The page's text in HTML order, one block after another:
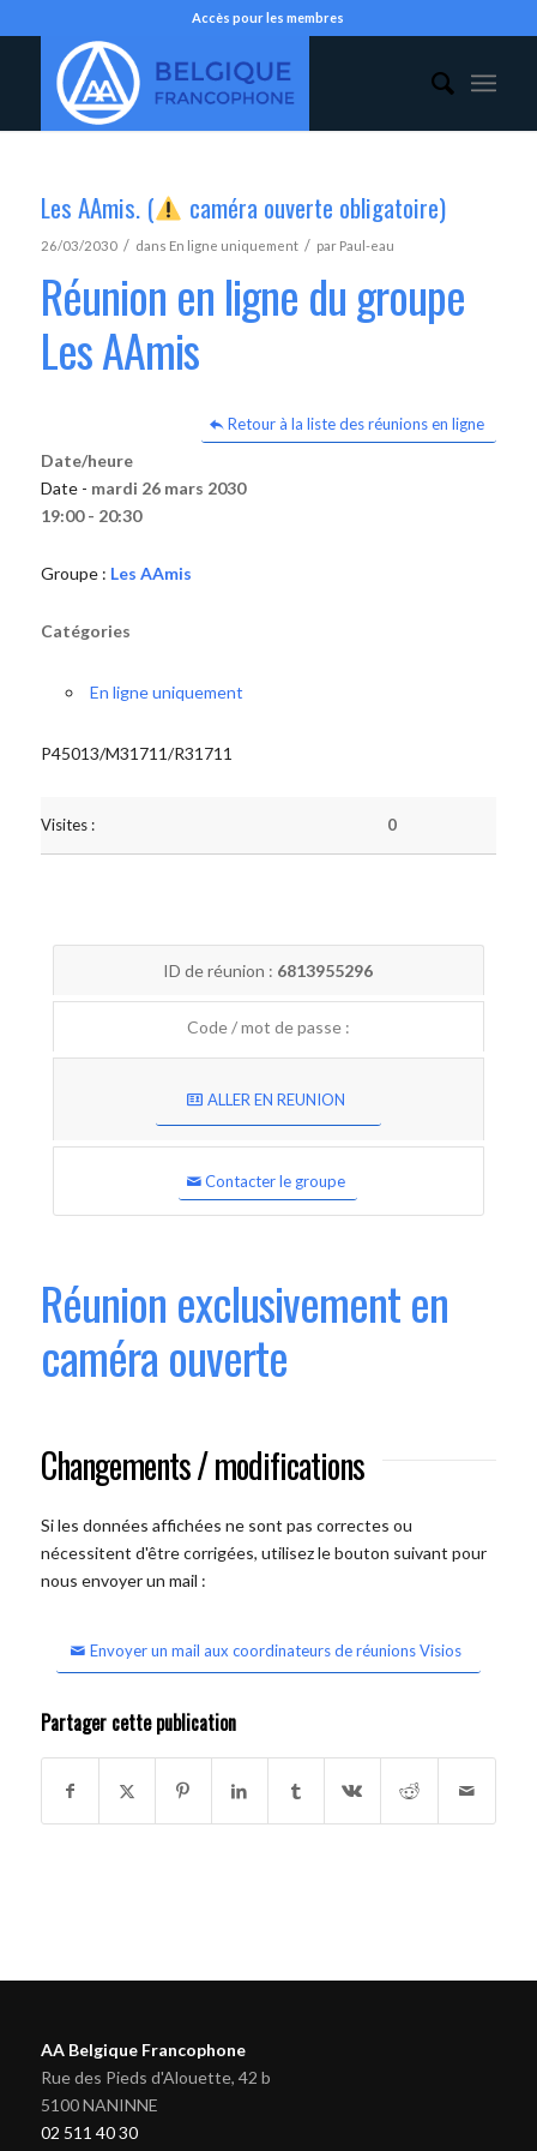
Accès pour les membres
Les AAmis. ( caméra ouverte obligatoire)
26/03/2030 / dans En ligne uniquement / par Paul-eau
Réunion en ligne du groupe
Les AAmis
Retour à la liste des réunions en ligne
Date/heure
Date - mardi 26 mars 2030
19:00 - 20:30
Groupe : Les AAmis
Catégories
En ligne uniquement
P45013/M31711/R31711
Visites : 0
ID de réunion : 6813955296
Code / mot de passe :
ALLER EN REUNION
Contacter le groupe
Réunion exclusivement en
caméra ouverte
Changements / modifications
Si les données affichées ne sont pas correctes ou
nécessitent d'être corrigées, utilisez le bouton suivant pour
nous envoyer un mail :
Envoyer un mail aux coordinateurs de réunions Visios
Partager cette publication
AA Belgique Francophone
Rue des Pieds d'Alouette, 42 b
5100 NANINNE
02 511 40 30